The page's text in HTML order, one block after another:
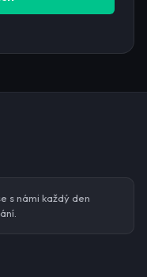
s námi každý den